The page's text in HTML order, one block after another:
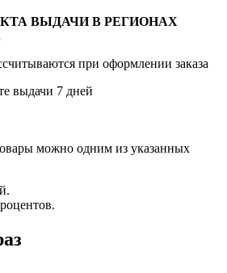
ВЫДАЧИ В РЕГИОНАХ
при оформлении заказа
выдачи 7 дней
можно одним из указанных